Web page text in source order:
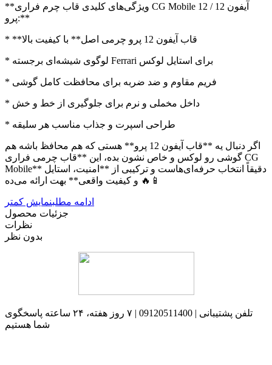
**ویژگی‌های کلیدی قاب چرم فراری CG Mobile آیفون 12 / 12
پرو:**
* **قاب آیفون 12 پرو چرمی اصل** با کیفیت بالا
* لوگوی شیشه‌ای برجسته Ferrari برای استایل لوکس
* فریم مقاوم و ضد ضربه برای محافظت کامل گوشی
* داخل مخملی و نرم برای جلوگیری از خط و خش
* طراحی اسپرت و جذاب مناسب هر سلیقه
اگر دنبال یه **قاب آیفون 12 پرو** هستی که هم محافظ باشه هم
گوشی رو لوکس و خاص نشون بده، این **قاب چرمی فراری CG
Mobile** دقیقاً انتخاب حرفه‌ای‌هاست و ترکیبی از **امنیت، استایل
و کیفیت واقعی** بهت ارائه می‌ده 🔥📱
ادامه مطلبنمایش کمتر
جزئیات محصول
نظرات
بدون نظر
تلفن پشتیبانی | 09120511400 | ۷ روز هفته، ۲۴ ساعته پاسخگوی
شما هستیم